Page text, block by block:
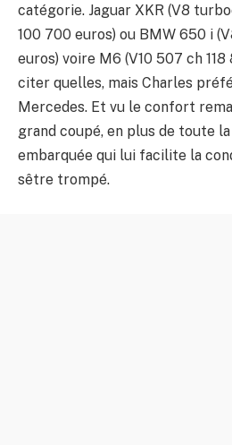
catégorie. Jaguar XKR (V8
100 700 euros) ou BMW 650 i
euros) voire M6 (V10 507 ch
citer quelles, mais Charles
Mercedes. Et vu le confort
grand coupé, en plus de toute
embarquée qui lui facilite la
sêtre trompé.